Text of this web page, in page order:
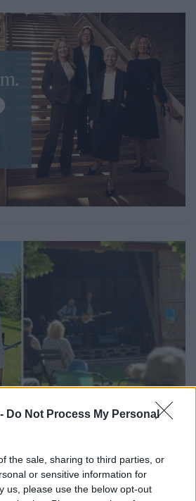
Do Not Process My Personal
the sale, sharing to third parties, or
or sensitive information for
us, please use the below opt-out
till Under Solen-festivalen.